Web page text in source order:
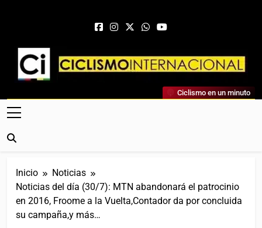
Ciclismo Internacional
Web Dedicada Al Ciclismo Mundial. Entrevistas, Análisis,
Crónicas, Previas Y Más. La Web Ciclista De Referencia.
Ciclismo en un minuto
Inicio
Noticias
Noticias del día (30/7): MTN abandonará el patrocinio
en 2016, Froome a la Vuelta,Contador da por concluida
su campaña,y más…